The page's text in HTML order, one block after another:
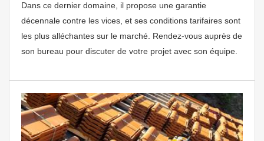
Dans ce dernier domaine, il propose une garantie
décennale contre les vices, et ses conditions tarifaires sont
les plus alléchantes sur le marché. Rendez-vous auprès de
son bureau pour discuter de votre projet avec son équipe.